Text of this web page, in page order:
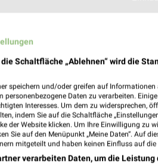
Schaltfläche „Ablehnen“ wird die
speichern und/oder greifen auf
personenbezogene Daten zu verarbeiten.
Interesses. Um dem zu widersprechen,
indem Sie auf die Schaltfläche
der Website klicken. Um Ihre Einwilligung zu
Sie auf den Menüpunkt „Meine Daten“. Auf
mitgeteilt und haben keinen Einfluss auf die
verarbeiten Daten, um die